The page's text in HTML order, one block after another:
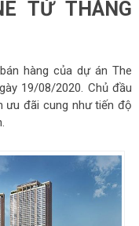
TỪ THÁNG
hàng của dự án The
19/08/2020. Chủ đầu
đãi cung như tiến độ